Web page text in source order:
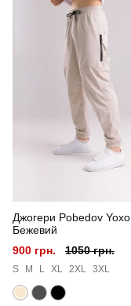
Призначення
Матеріал
Склад тканини
Країна - виробник
Джогери Pobedov Yoxo
Бежевий
900 грн.
1050 грн.
S M L XL 2XL 3XL